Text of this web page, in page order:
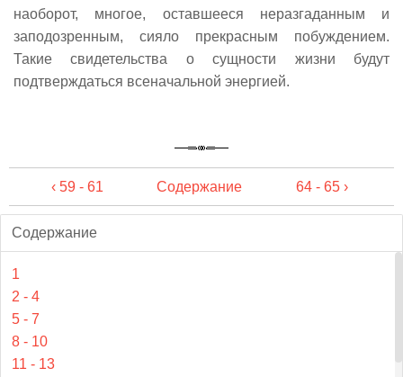
наоборот, многое, оставшееся неразгаданным и
заподозренным, сияло прекрасным побуждением.
Такие свидетельства о сущности жизни будут
подтверждаться всеначальной энергией.
‹ 59 - 61 Содержание 64 - 65 ›
Содержание
1
2 - 4
5 - 7
8 - 10
11 - 13